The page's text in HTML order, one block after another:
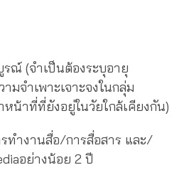
ณ์ (จำเป็นต้องระบุอายุ
มจำเพาะเจาะจงในกลุ่ม
หน้าที่ที่ยังอยู่ในวัยใกล้เคียงกัน)
รทำงานสื่อ/การสื่อสาร และ/
อย่างน้อย 2 ปี